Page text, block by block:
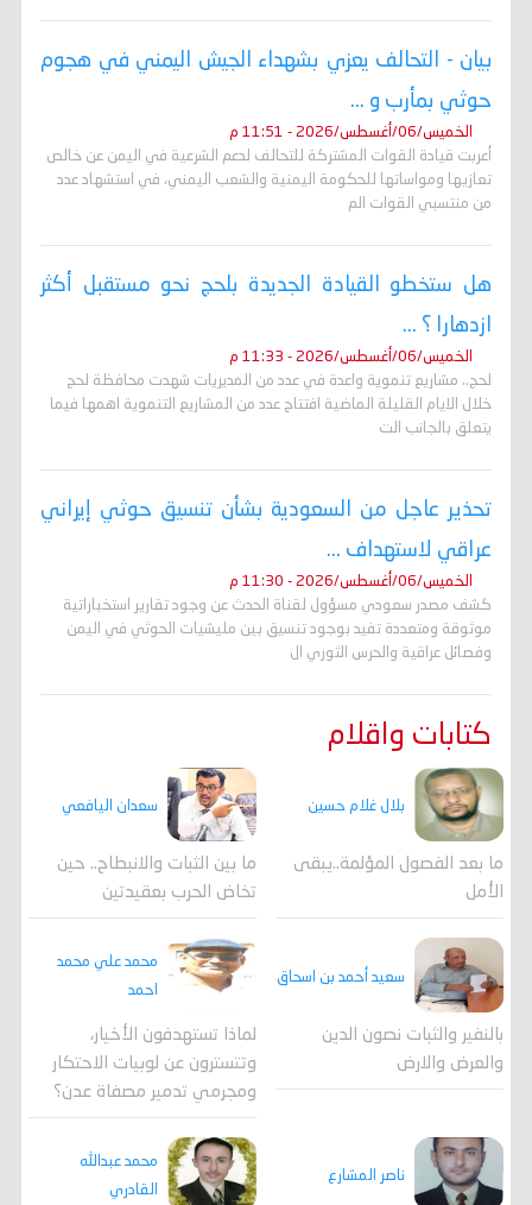
بيان - التحالف يعزي بشهداء الجيش اليمني في هجوم
حوثي بمأرب و ...
الخميس/06/أغسطس/2026 - 11:51 م
أعربت قيادة القوات المشتركة للتحالف لدعم الشرعية في اليمن عن خالص
تعازيها ومواساتها للحكومة اليمنية والشعب اليمني، في استشهاد عدد
من منتسبي القوات الم
هل ستخطو القيادة الجديدة بلحج نحو مستقبل أكثر
ازدهارا ؟ ...
الخميس/06/أغسطس/2026 - 11:33 م
لحج.. مشاريع تنموية واعدة في عدد من المديريات شهدت محافظة لحج
خلال الايام القليلة الماضية افتتاح عدد من المشاريع التنموية اهمها فيما
يتعلق بالجانب الت
تحذير عاجل من السعودية بشأن تنسيق حوثي إيراني
عراقي لاستهداف ...
الخميس/06/أغسطس/2026 - 11:30 م
كشف مصدر سعودي مسؤول لقناة الحدث عن وجود تقارير استخباراتية
موثوقة ومتعددة تفيد بوجود تنسيق بين مليشيات الحوثي في اليمن
وفصائل عراقية والحرس الثوري ال
كتابات واقلام
بلال غلام حسين
ما بعد الفصول المؤلمة..يبقى
الأمل
سعدان اليافعي
ما بين الثبات والانبطاح.. حين
تخاض الحرب بعقيدتين
سعيد أحمد بن اسحاق
بالنفير والثبات نصون الدين
والعرض والارض
محمد علي محمد
احمد
لماذا تستهدفون الأخيار،
وتتسترون عن لوبيات الاحتكار
ومجرمي تدمير مصفاة عدن؟
ناصر المشارع
محمد عبدالله
القادري